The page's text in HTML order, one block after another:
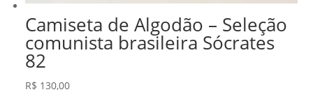
Camiseta de Algodão – Seleção
comunista brasileira Sócrates
82
R$ 130,00